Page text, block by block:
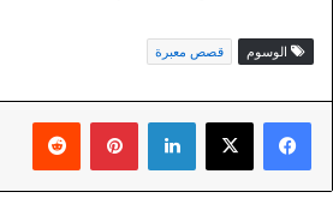
الوسوم قصص معبرة
لينكدإن بينتيريست